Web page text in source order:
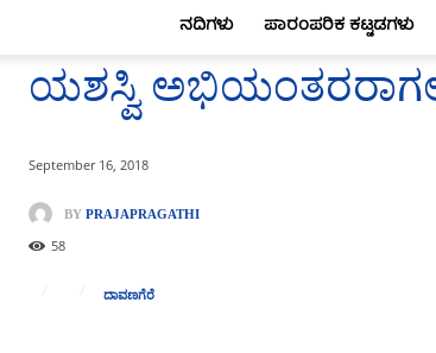
ನದಿಗಳು
ಪಾರಂಪರಿಕ ಕಟ್ಟಡಗಳು
ಯಶಸ್ವಿ
September 16, 2018
BY PRAJAPRAGATHI
58
ದಾವಣಗೆರೆ